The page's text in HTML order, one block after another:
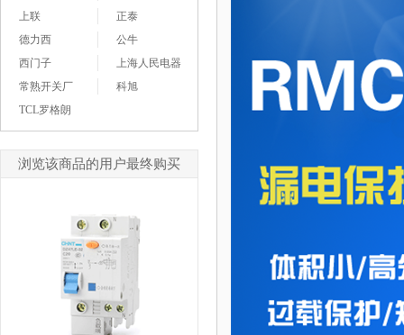
上联
正泰
德力西
公牛
西门子
上海人民电器
常熟开关厂
科旭
TCL罗格朗
浏览该商品的用户最终购买